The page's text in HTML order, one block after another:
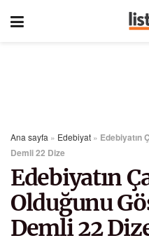
Ana sayfa » Edebiyat » Edebiyatın
Demli 22 Dize
Edebiyatın
Olduğunu
Demli 22